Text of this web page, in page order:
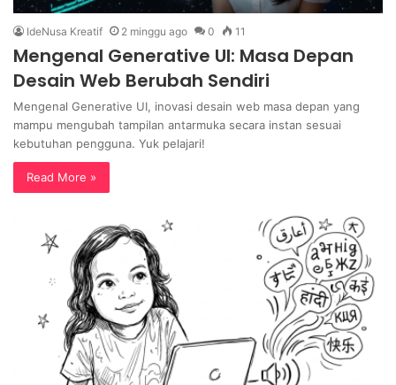
IdeNusa Kreatif 2 minggu ago 0 11
Mengenal Generative UI: Masa Depan
Desain Web Berubah Sendiri
Mengenal Generative UI, inovasi desain web masa depan yang
mampu mengubah tampilan antarmuka secara instan sesuai
kebutuhan pengguna. Yuk pelajari!
Read More »